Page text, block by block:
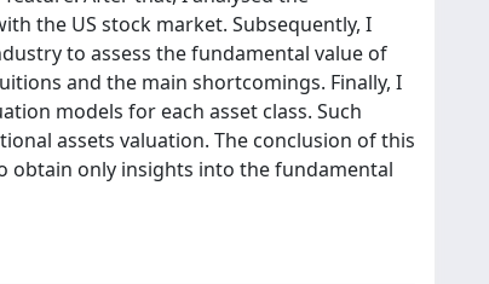
the US stock market. Subsequently, I
to assess the fundamental value of
and the main shortcomings. Finally, I
models for each asset class. Such
assets valuation. The conclusion of this
obtain only insights into the fundamental